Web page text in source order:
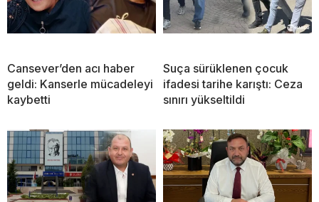
Cansever’den acı haber
geldi: Kanserle mücadeleyi
kaybetti
Suça sürüklenen çocuk
ifadesi tarihe karıştı: Ceza
sınırı yükseltildi